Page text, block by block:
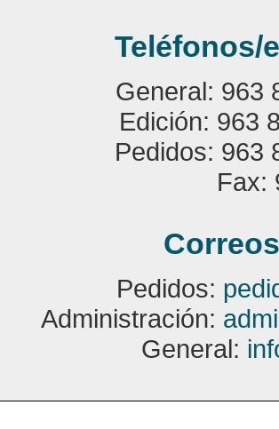
Teléfonos/
General: 963
Edición: 963
Pedidos: 963
Fax:
Pedidos:
Administración:
General: